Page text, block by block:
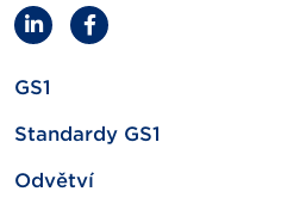
GS1
Standardy GS1
Odvětví